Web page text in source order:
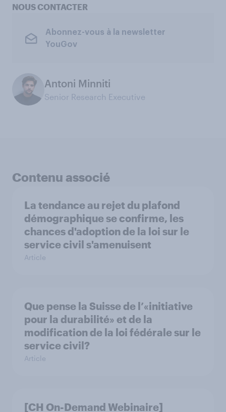
NOUS CONTACTER
Abonnez-vous à la newsletter
YouGov
Antoni Minniti
Senior Research Executive
Contenu associé
La tendance au rejet du plafond
démographique se confirme, les
chances d'adoption de la loi sur le
service civil s'amenuisent
Article
Que pense la Suisse de l’«initiative
pour la durabilité» et de la
modification de la loi fédérale sur le
service civil?
Article
[CH On-Demand Webinaire]